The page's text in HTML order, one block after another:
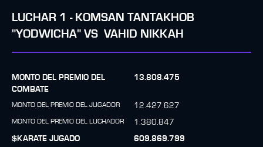
LUCHAR 1 - KOMSAN TANTAKHOB
"YODWICHA" VS VAHID NIKKAH
MONTO DEL PREMIO DEL
COMBATE
13.808.475
MONTO DEL PREMIO DEL JUGADOR 12.427.627
MONTO DEL PREMIO DEL LUCHADOR
1.380.847
$KARATE JUGADO
609.869.799